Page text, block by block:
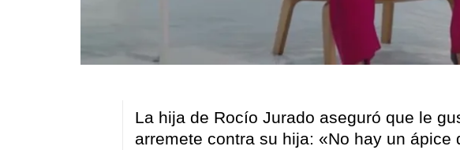
La hija de Rocío Jurado aseguró que le
arremete contra su hija: «No hay un ápice